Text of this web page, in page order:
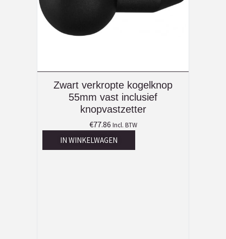
Zwart verkropte kogelknop
55mm vast inclusief
knopvastzetter
€77.86 Incl. BTW
IN WINKELWAGEN